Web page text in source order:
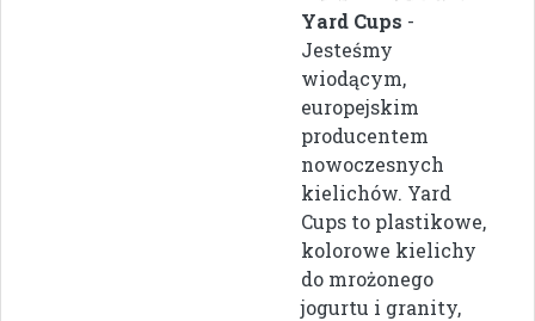
Yard Cups -
Jesteśmy
wiodącym,
europejskim
producentem
nowoczesnych
kielichów. Yard
Cups to plastikowe,
kolorowe kielichy
do mrożonego
jogurtu i granity,